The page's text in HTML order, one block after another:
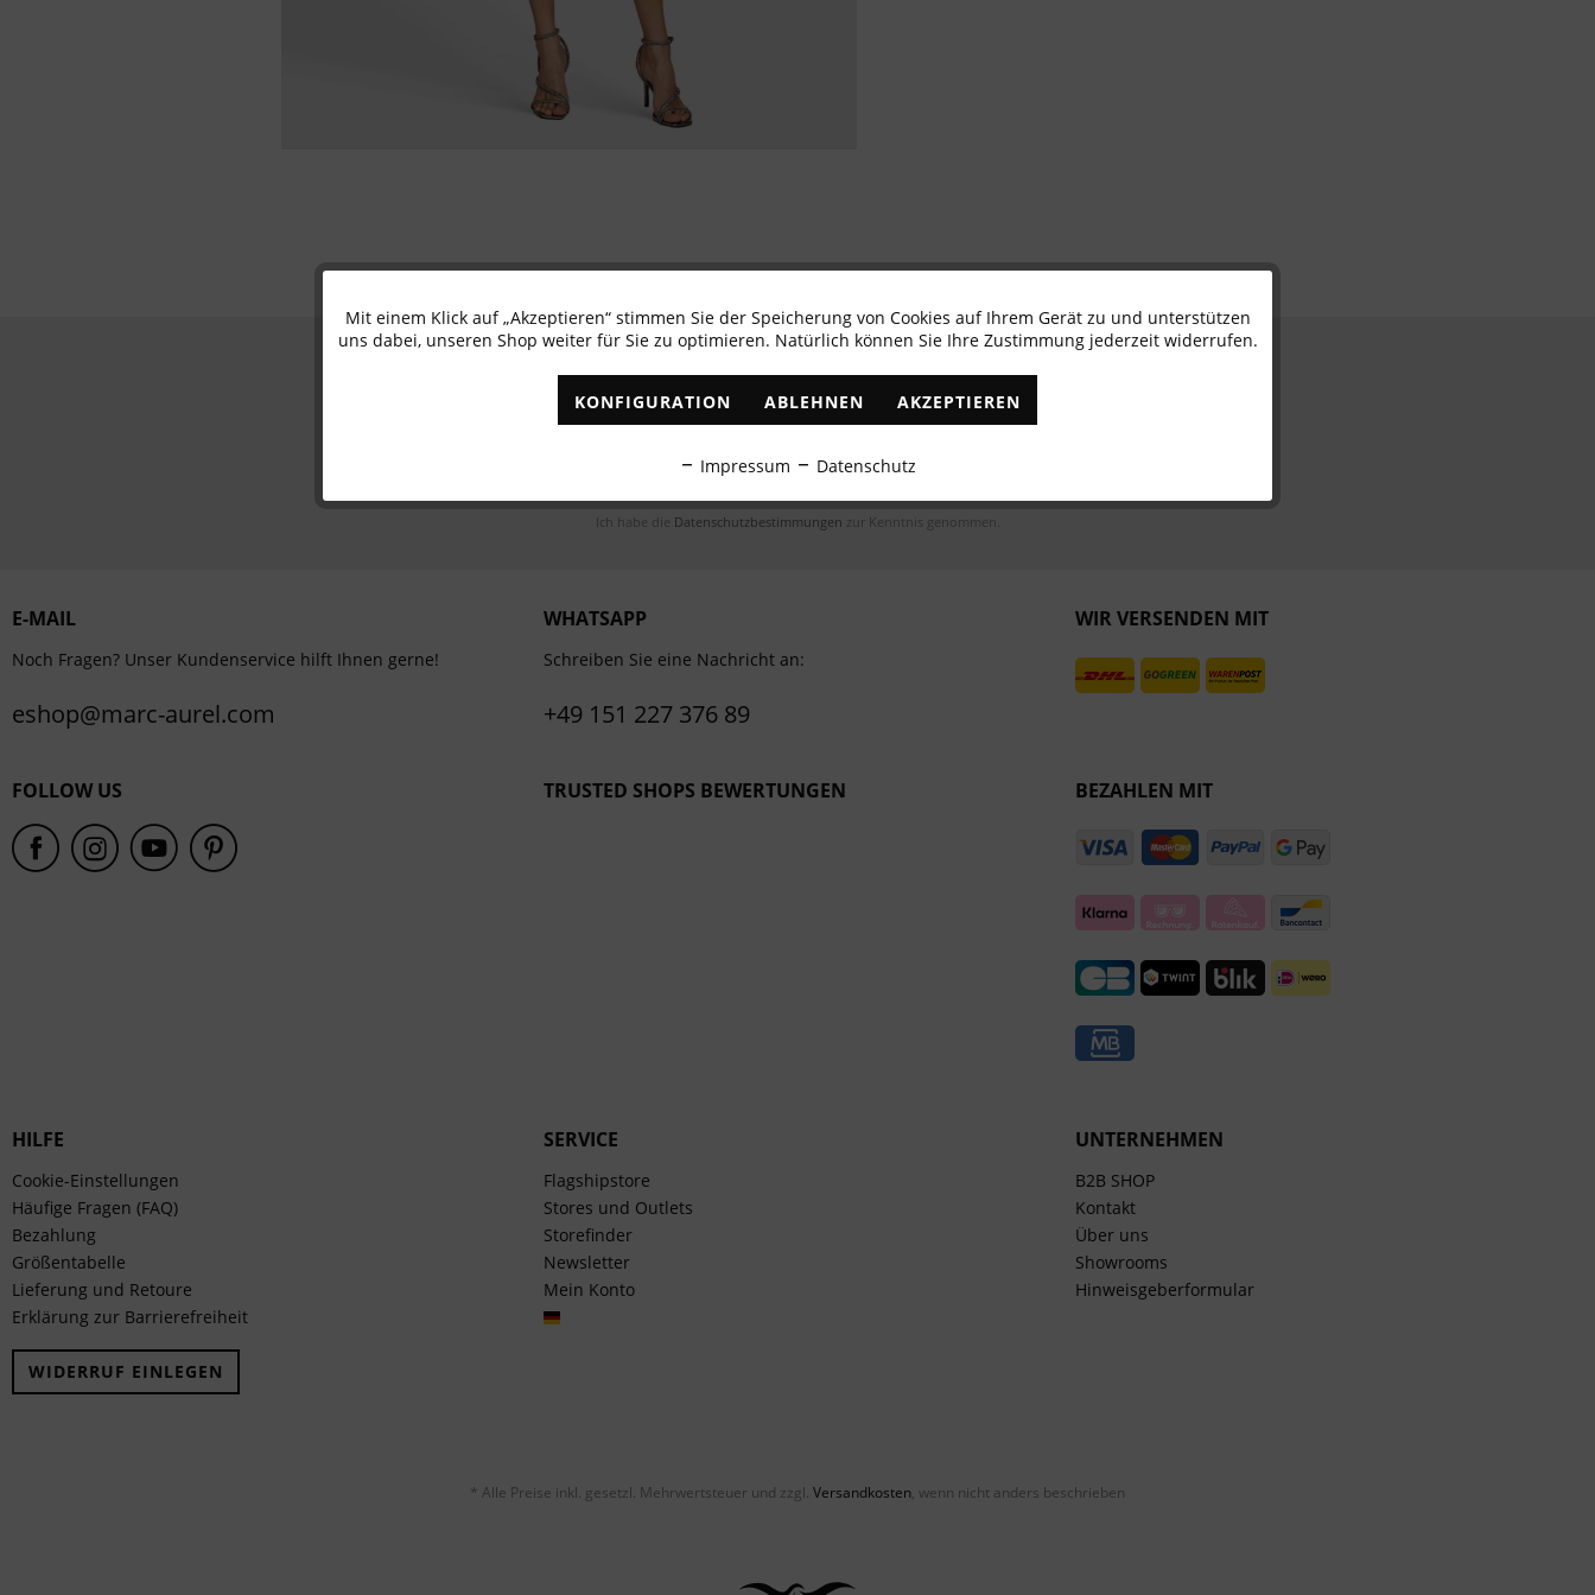
✓ Exklusive Angebote ✓ Die aktuellsten Trends
Ich habe die Datenschutzbestimmungen zur Kenntnis genommen.
E-MAIL
Noch Fragen? Unser Kundenservice hilft Ihnen gerne!
eshop@marc-aurel.com
WHATSAPP
Schreiben Sie eine Nachricht an:
+49 151 227 376 89
WIR VERSENDEN MIT
FOLLOW US TRUSTED SHOPS BEWERTUNGEN BEZAHLEN MIT
HILFE
Cookie-Einstellungen
Häufige Fragen (FAQ)
Bezahlung
Größentabelle
Lieferung und Retoure
Erklärung zur Barrierefreiheit
WIDERRUF EINLEGEN
SERVICE
Flagshipstore
Stores und Outlets
Storefinder
Newsletter
Mein Konto
UNTERNEHMEN
B2B SHOP
Kontakt
Über uns
Showrooms
Hinweisgeberformular
* Alle Preise inkl. gesetzl. Mehrwertsteuer und zzgl. Versandkosten, wenn nicht anders beschrieben
Funktionale Aktiv
Inaktiv
Mit einem Klick auf „Akzeptieren“ stimmen Sie der Speicherung von Cookies auf Ihrem Gerät zu und unterstützen
uns dabei, unseren Shop weiter für Sie zu optimieren. Natürlich können Sie Ihre Zustimmung jederzeit widerrufen.
KONFIGURATION ABLEHNEN AKZEPTIEREN
Impressum Datenschutz